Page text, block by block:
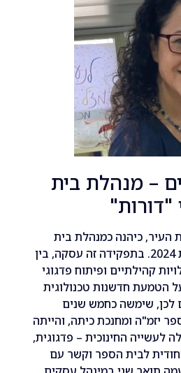
בית
כמנהלת בית
משנת 2024. בתפקידה זה עסקה, בין
ופיתוח פדגוגי
טכנולוגית
כחמש שנים
כיתה, והייתה
– פדגוגית,
הספר וקשר עם